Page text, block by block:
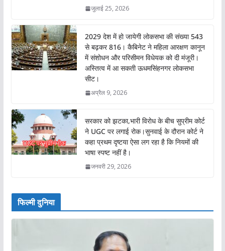
जुलाई 25, 2026
2029 देश में हो जायेगी लोकसभा की संख्या 543
से बढ़कर 816। कैबिनेट ने महिला आरक्षण कानून
में संशोधन और परिसीमन विधेयक को दी मंजूरी।
अस्तित्व में आ सकती ऊधमसिंहनगर लोकसभा
सीट।
अप्रैल 9, 2026
सरकार को झटका,भारी विरोध के बीच सुप्रीम कोर्ट
ने UGC पर लगाई रोक।सुनवाई के दौरान कोर्ट ने
कहा प्रथम दृष्टया ऐसा लग रहा है कि नियमों की
भाषा स्पष्ट नहीं है।
जनवरी 29, 2026
फिल्मी दुनिया